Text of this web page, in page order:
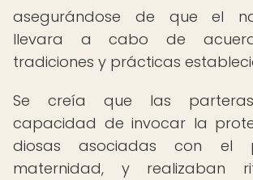
asegurándose de que el
llevara a cabo de
tradiciones y prácticas
Se creía que las
capacidad de invocar la
diosas asociadas con
maternidad, y realizaban